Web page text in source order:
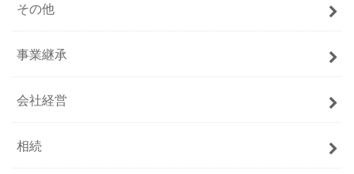
その他
事業継承
会社経営
相続